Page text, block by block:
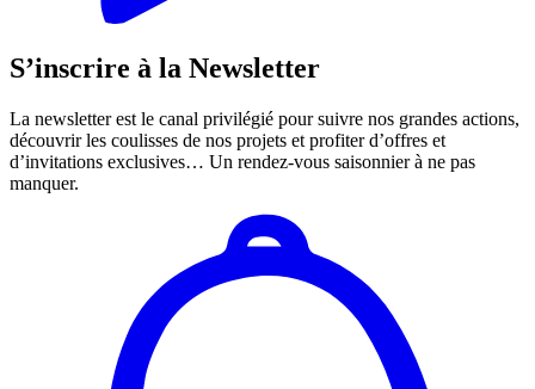
S’inscrire à la Newsletter
La newsletter est le canal privilégié pour suivre nos grandes actions,
découvrir les coulisses de nos projets et profiter d’offres et
d’invitations exclusives… Un rendez-vous saisonnier à ne pas
manquer.